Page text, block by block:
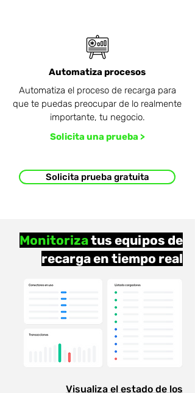
Automatiza procesos
Automatiza el proceso de recarga para
que te puedas preocupar de lo realmente
importante, tu negocio.
Solicita una prueba >
Solicita prueba gratuita
Monitorizatus equipos de
recarga en tiempo real
Visualiza el estado de los